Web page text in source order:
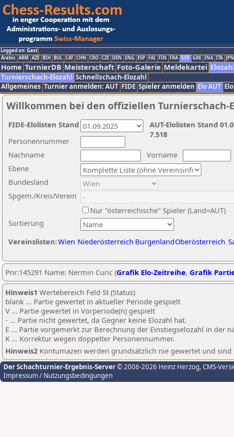
Logged on: Gast
Arabic ARM AZE BIH BUL CAT CHN CRO CZE DEN ENG ESP FAI FIN FRA GER GRE INA ITA JPN
Home TurnierDB Meisterschaft Foto-Galerie Meldekartei
Turnierschach-Elozahl Schnellschach-Elozahl
Allgemeines Turnier anmelden: AUT FIDE Spieler anmelden Elo AUT
Willkommen bei den offiziellen Turnierschach-
Nachname
Vorname
Ebene
Sortierung
Personennummer
Bundesland
Spgem./Kreis/Verein
Nur "österreichische" Spieler (Land=AUT)
Vereinslisten:Wien Niederösterreich BurgenlandOberösterreich
AUT-Elolisten Stand
7.518
FIDE-Elolisten Stand
Pnr:145291 Name: Nermin Curic (Grafik Elo-Zeitreihe, Grafik
Hinweis1 Wertebereich Feld St (Status)
blank ... Partie gewertet in aktueller Periode gespielt
V ... Partie gewertet in Vorperiode(n) gespielt
- ... Partie nicht gewertet, da Gegner keine Elozahl hat.
E ... Partie vorgemerkt zur Berechnung der Einstiegselozahl in der
K ... Korrektur wegen doppelter Personennummer.
Hinweis2 Kontumazen werden grundsätzlich nie gewertet und
Der Schachturnier-Ergebnis-Server© 2006-2026 Heinz Herzog, CMS-
Impressum / Nutzungsbedingungen